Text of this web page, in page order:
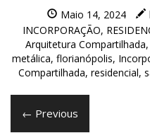
Maio 14, 2024
INCORPORAÇÃO,
Arquitetura Compartilhada,
metálica, florianópolis,
Compartilhada, residencial,
← Previous